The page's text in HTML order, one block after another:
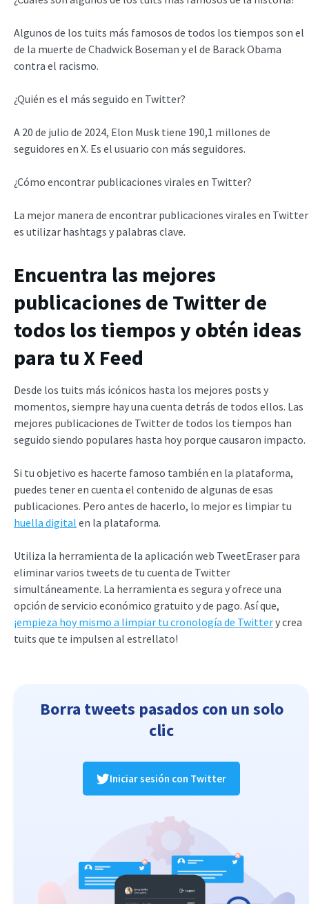
Algunos de los tuits más famosos de todos los tiempos son el
de la muerte de Chadwick Boseman y el de Barack Obama
contra el racismo.
¿Quién es el más seguido en Twitter?
A 20 de julio de 2024, Elon Musk tiene 190,1 millones de
seguidores en X. Es el usuario con más seguidores.
¿Cómo encontrar publicaciones virales en Twitter?
La mejor manera de encontrar publicaciones virales en Twitter
es utilizar hashtags y palabras clave.
Encuentra las mejores
publicaciones de Twitter de
todos los tiempos y obtén ideas
para tu X Feed
Desde los tuits más icónicos hasta los mejores posts y
momentos, siempre hay una cuenta detrás de todos ellos. Las
mejores publicaciones de Twitter de todos los tiempos han
seguido siendo populares hasta hoy porque causaron impacto.
Si tu objetivo es hacerte famoso también en la plataforma,
puedes tener en cuenta el contenido de algunas de esas
publicaciones. Pero antes de hacerlo, lo mejor es limpiar tu
huella digital en la plataforma.
Utiliza la herramienta de la aplicación web TweetEraser para
eliminar varios tweets de tu cuenta de Twitter
simultáneamente. La herramienta es segura y ofrece una
opción de servicio económico gratuito y de pago. Así que,
¡empieza hoy mismo a limpiar tu cronología de Twittery crea
tuits que te impulsen al estrellato!
Borra tweets pasados con un solo
clic
Iniciar sesión con Twitter